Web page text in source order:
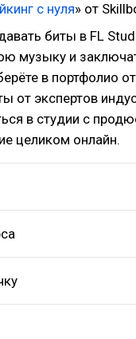
с нуля» от
биты в FL
музыку и
в портфолио
от экспертов
в студии с
целиком онлайн.